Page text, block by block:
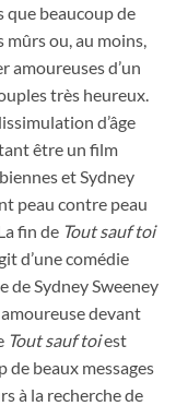
que beaucoup de
ou, au moins,
amoureuses d’un
très heureux.
d’âge
être un film
et Sydney
peau contre peau
fin de Tout sauf toi
d’une comédie
de Sydney Sweeney
devant
Tout sauf toiest
beaux messages
à la recherche de